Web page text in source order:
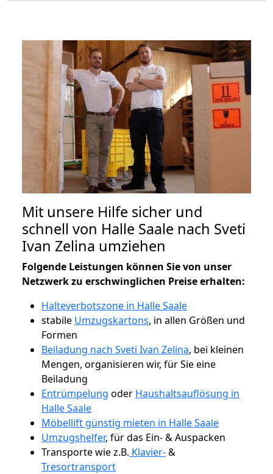
Mit unsere Hilfe sicher und
schnell von Halle Saale nach Sveti
Ivan Zelina umziehen
Folgende Leistungen können Sie von unser
Netzwerk zu erschwinglichen Preise erhalten:
Halteverbotszone in Halle Saale
stabile Umzugskartons, in allen Größen und
Formen
Beiladung nach Sveti Ivan Zelina, bei kleinen
Mengen, organisieren wir, für Sie eine
Beiladung
Entrümpelung oder Haushaltsauflösung in
Halle Saale
Möbellift günstig mieten in Halle Saale
Umzugshelfer, für das Ein- & Auspacken
Transporte wie z.B. Klavier-&
Tresortransport